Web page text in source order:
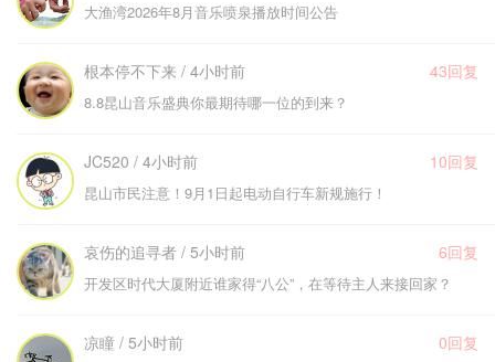
大渔湾2026年8月音乐喷泉播放时间公告
根本停不下来 / 4小时前 43回复
8.8昆山音乐盛典你最期待哪一位的到来？
JC520 / 4小时前 10回复
昆山市民注意！9月1日起电动自行车新规施行！
哀伤的追寻者 / 5小时前 6回复
开发区时代大厦附近谁家得“八公”，在等待主人来接回家？
凉瞳 / 5小时前 0回复